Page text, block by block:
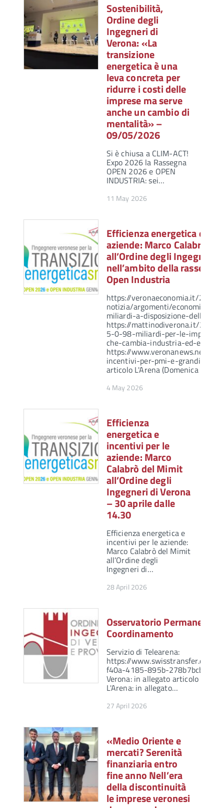
Sostenibilità,
Ordine degli
Ingegneri di
Verona: «La
transizione
energetica è una
leva concreta per
ridurre i costi delle
imprese ma serve
anche un cambio di
mentalità» –
09/05/2026
Si è chiusa a CLIM-ACT!
Expo 2026 la Rassegna
OPEN 2026 e OPEN
INDUSTRIA: sei…
11 May 2026
Efficienza energetica e
aziende: Marco Calabrò
all’Ordine degli Ingegneri
nell’ambito della rassegna
Open Industria
https://veronaeconomia.it/
notizia/argomenti/economia/
miliardi-a-disposizione-delle-
https://mattinodiverona.it/
5-0-98-miliardi-per-le-imprese-
che-cambia-industria-ed-
https://www.veronanews.net/
incentivi-per-pmi-e-grandi-
articolo L'Arena (Domenica 3
4 May 2026
Efficienza
energetica e
incentivi per le
aziende: Marco
Calabrò del Mimit
all’Ordine degli
Ingegneri di Verona
– 30 aprile dalle
14.30
Efficienza energetica e
incentivi per le aziende:
Marco Calabrò del Mimit
all’Ordine degli
Ingegneri di…
28 April 2026
Osservatorio Permanente
Coordinamento
Servizio di Telearena:
https://www.swisstransfer.com/
f40a-4185-895b-278b7bcb63f8
Verona: in allegato articolo del
L'Arena: in allegato…
27 April 2026
«Medio Oriente e
mercati? Serenità
finanziaria entro
fine anno Nell’era
della discontinuità
le imprese veronesi